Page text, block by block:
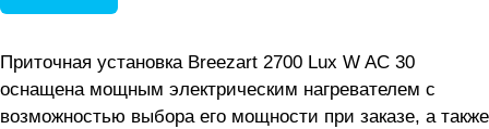
Приточная установка Breezart 2700 Lux W AC 30
оснащена мощным электрическим нагревателем с
возможностью выбора его мощности при заказе, а также